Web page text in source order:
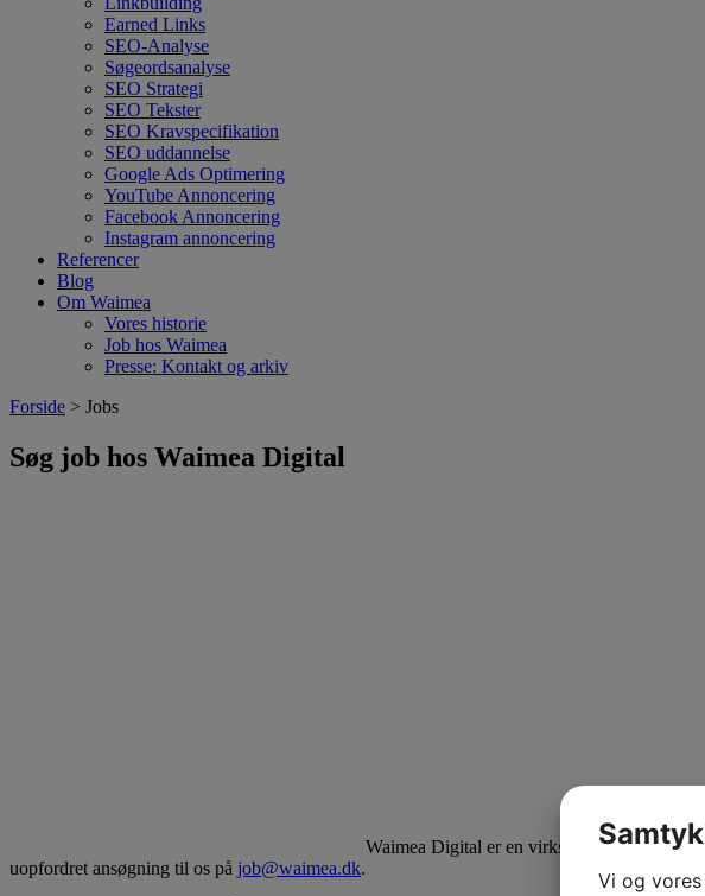
Earned Links
SEO-Analyse
Søgeordsanalyse
SEO Strategi
SEO Tekster
SEO Kravspecifikation
SEO uddannelse
Google Ads Optimering
YouTube Annoncering
Facebook Annoncering
Instagram annoncering
Referencer
Blog
Om Waimea
Vores historie
Job hos Waimea
Presse: Kontakt og arkiv
Forside > Jobs
Søg job hos Waimea Digital
Waimea Digital er en virksomhed i kraftig
uopfordret ansøgning til os på job@waimea.dk.
Vi og